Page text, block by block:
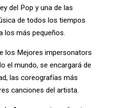
del Pop y una de las
de todos los tiempos
los más pequeños.
los Mejores impersonators
el mundo, se encargará de
las coreografías más
canciones del artista.